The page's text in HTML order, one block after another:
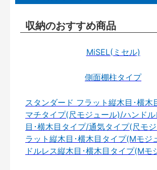
収納のおすすめ商品
MiSEL(ミセル)
側面棚柱タイプ
スタンダード フラット縦木目･横木
マチタイプ(尺モジュール)/ハンド
目･横木目タイプ/通気タイプ(尺モ
ラット縦木目･横木目タイプ(Mモジ
ドルレス縦木目･横木目タイプ(Mモ